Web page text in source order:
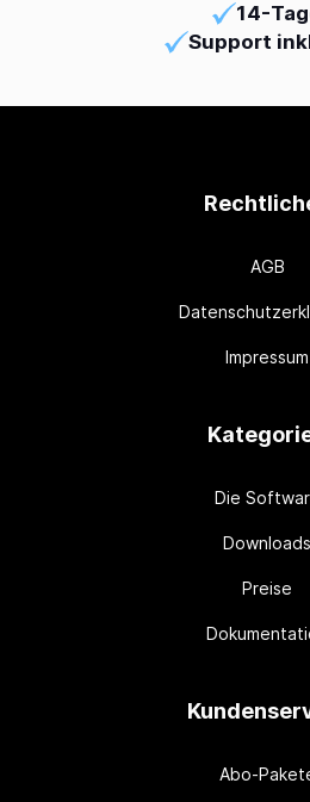
14-
Support
AGB
Impressum
Die
Downloads
Preise
Abo-